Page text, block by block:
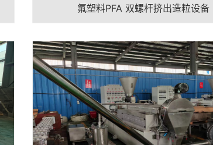
氟塑料PFA 双螺杆挤出造粒设备